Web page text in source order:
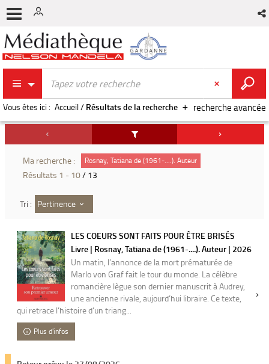
recherche avancée
Vous êtes ici : Accueil/ Résultats de la recherche
Ma recherche : Rosnay, Tatiana de (1961-....). Auteur
Résultats 1 - 10/ 13
Tri : Pertinence
LES COEURS SONT FAITS POUR ÊTRE BRISÉS
Livre | Rosnay, Tatiana de (1961-....). Auteur | 2026
Un matin, l’annonce de la mort prématurée de
Marlo von Graf fait le tour du monde. La célèbre
romancière lègue son dernier manuscrit à Audrey,
une ancienne rivale, aujourd’hui libraire. Ce texte,
qui retrace l’histoire d’un triang...
Plus d'infos